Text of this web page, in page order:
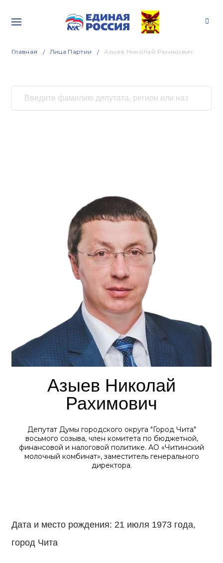
Главная Лица Партии Азыев Николай Рахимович
Азыев Николай
Рахимович
Депутат Думы городского округа "Город Чита"
восьмого созыва, член комитета по бюджетной,
финансовой и налоговой политике. АО «Читинский
молочный комбинат», заместитель генерального
директора.
Дата и место рождения: 21 июля 1973 года,
город Чита